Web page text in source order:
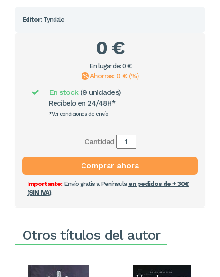
Editor: Tyndale
0 €
En lugar de: 0 €
Ahorras: 0 € (%)
En stock (9 unidades)
Recíbelo en 24/48H*
*Ver condiciones de envío
Cantidad
Comprar ahora
Importante:Envío gratis a Península en pedidos de + 30€
(SIN IVA).
Otros títulos del autor